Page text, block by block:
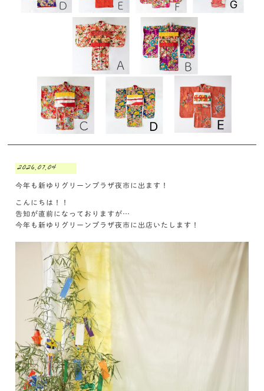
2026.07.04
今年も新ゆりグリーンプラザ夜市に出ます！
こんにちは！！
告知が直前になっておりますが…
今年も新ゆりグリーンプラザ夜市に出店いたします！